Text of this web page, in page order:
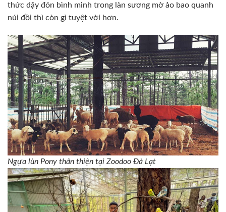
thức dậy đón bình minh trong làn sương mờ ảo bao quanh
núi đồi thì còn gì tuyệt vời hơn.
Ngựa lùn Pony thân thiện tại Zoodoo Đà Lạt